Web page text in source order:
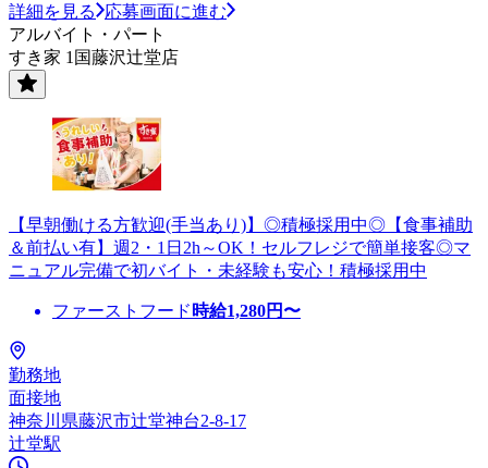
詳細を見る
応募画面に進む
アルバイト・パート
すき家 1国藤沢辻堂店
【早朝働ける方歓迎(手当あり)】◎積極採用中◎【食事補助
＆前払い有】週2・1日2h～OK！セルフレジで簡単接客◎マ
ニュアル完備で初バイト・未経験も安心！積極採用中
ファーストフード 時給1,280円〜
勤務地
面接地
神奈川県藤沢市辻堂神台2-8-17
辻堂駅